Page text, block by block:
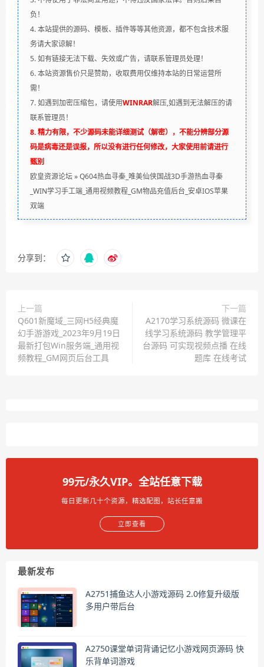
负！
4. 本站提供的源码、模板、插件等等其他资源，都不包含技术服
务请大家谅解！
5. 如有链接无法下载、失效或广告，请联系管理员处理！
6. 本站资源售价只是赞助，收取费用仅维持本站的日常运营所
需！
7. 如遇到加密压缩包，请使用WINRAR解压,如遇到无法解压的请
联系管理员！
8. 精力有限，不少源码未能详细测试（解密），不能分辨部分源
码是病毒还是误报，所以没有进行任何修改，大家使用前请进行
甄别
欧皇资源论坛»Q604热血寻秦_唯美仙侠国战3D手游热血寻秦
_WIN学习手工端_通用视频教程_GM物品充值后台_安卓IOS苹果
双端
分享到：
上一篇
Q601新魔域_三网H5经典魔
幻手游游戏_2023年9月19日
最新打包Win服务端_通用视
频教程_GM网页后台工具
下一篇
A2170学习系统源码 微课在
线学习系统源码 教学管理平
台源码 可实现视频点播 在线
题库 在线考试
99元/永久VIP。全站任意下载
每日更新几十个资源，精选配图，站长任意搬
立即查看
最新发布
A2751捕鱼达人小游戏源码 2.0修复升级版
多用户带后台
A2750课堂单词背诵记忆小游戏网页源码 快
乐背单词游戏